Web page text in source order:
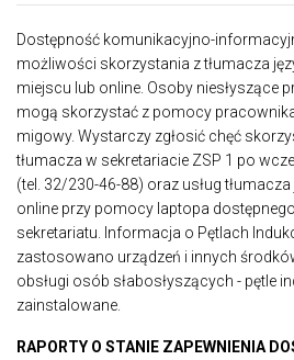
Dostępność komunikacyjno-
możliwości skorzystania z tłumacza
miejscu lub online. Osoby niesłyszące
mogą skorzystać z pomocy
migowy. Wystarczy zgłosić chęć
tłumacza w sekretariacie ZSP 1 po
(tel. 32/230-46-88) oraz usług
online przy pomocy laptopa
sekretariatu. Informacja o Pętlach
zastosowano urządzeń i innych
obsługi osób słabosłyszących - pętle
zainstalowane.
RAPORTY O STANIE ZAPEWNIENIA